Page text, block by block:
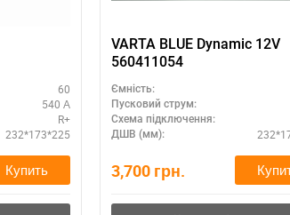
60
540 А
R+
232*173*225
Купить
VARTA BLUE Dynamic 12V
560411054
Ємність:
Пусковий струм:
Схема підключення:
ДШВ (мм):
3,700 грн.